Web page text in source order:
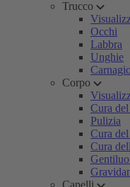
Trucco
Occhi
Labbra
Unghie
Corpo
Cura
Pulizia
Cura
Cura
Capelli